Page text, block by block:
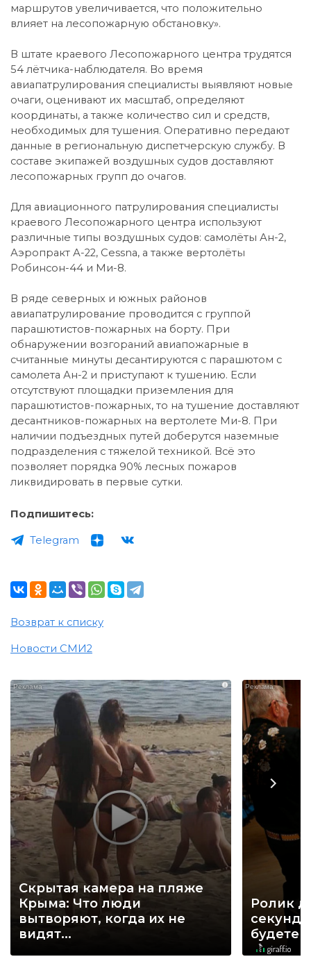
маршрутов увеличивается, что положительно
влияет на лесопожарную обстановку».
В штате краевого Лесопожарного центра трудятся
54 лётчика-наблюдателя. Во время
авиапатрулирования специалисты выявляют новые
очаги, оценивают их масштаб, определяют
координаты, а также количество сил и средств,
необходимых для тушения. Оперативно передают
данные в региональную диспетчерскую службу. В
составе экипажей воздушных судов доставляют
лесопожарных групп до очагов.
Для авиационного патрулирования специалисты
краевого Лесопожарного центра используют
различные типы воздушных судов: самолёты Ан-2,
Аэропракт А-22, Cessna, а также вертолёты
Робинсон-44 и Ми-8.
В ряде северных и южных районов
авиапатрулирование проводится с группой
парашютистов-пожарных на борту. При
обнаружении возгораний авиапожарные в
считанные минуты десантируются с парашютом с
самолета Ан-2 и приступают к тушению. Если
отсутствуют площадки приземления для
парашютистов-пожарных, то на тушение доставляют
десантников-пожарных на вертолете Ми-8. При
наличии подъездных путей доберутся наземные
подразделения с тяжелой техникой. Всё это
позволяет порядка 90% лесных пожаров
ликвидировать в первые сутки.
Подпишитесь:
Telegram
Возврат к списку
Новости СМИ2
i
Скрытая камера на пляже
Крыма: Что люди
вытворяют, когда их не
видят...
Ролик
секунд,
будете